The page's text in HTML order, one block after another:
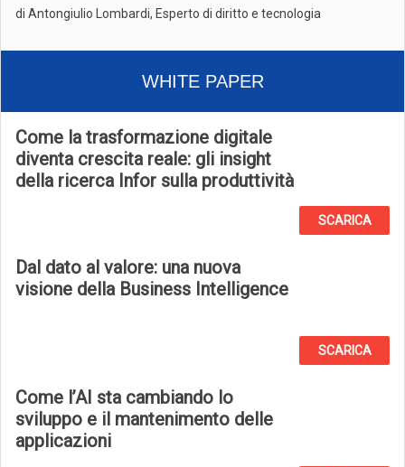
di Antongiulio Lombardi, Esperto di diritto e tecnologia
WHITE PAPER
Come la trasformazione digitale
diventa crescita reale: gli insight
della ricerca Infor sulla produttività
SCARICA
Dal dato al valore: una nuova
visione della Business Intelligence
SCARICA
Come l’AI sta cambiando lo
sviluppo e il mantenimento delle
applicazioni